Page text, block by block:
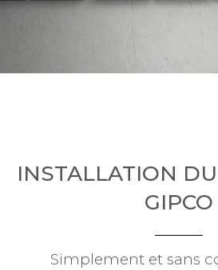
INSTALLATION
GIPCO
Simplement et sans